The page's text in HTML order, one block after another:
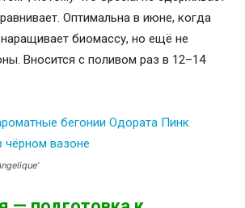
Оптимальна в июне, когда
наращивает биомассу, но ещё не
Вносится с поливом раз в 12–14